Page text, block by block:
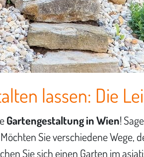
lassen: Die
Gartengestaltung in Wien!
Sie verschiedene Wege,
Sie sich einen Garten im